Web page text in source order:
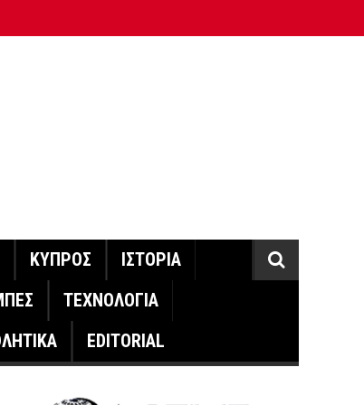
ΚΥΠΡΟΣ
ΙΣΤΟΡΙΑ
ΤΕΧΝΟΛΟΓΙΑ
EDITORIAL